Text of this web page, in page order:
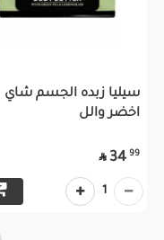
سيليا زبده الجسم شاي
اخضر والل
99
34

1